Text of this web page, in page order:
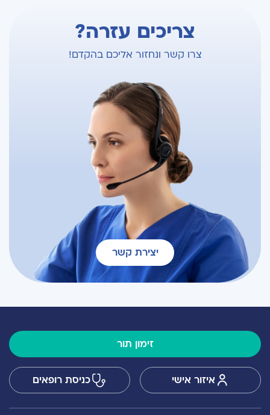
צריכים עזרה?
צרו קשר ונחזור אליכם בהקדם!
יצירת קשר
זימון תור
איזור אישי כניסת רופאים